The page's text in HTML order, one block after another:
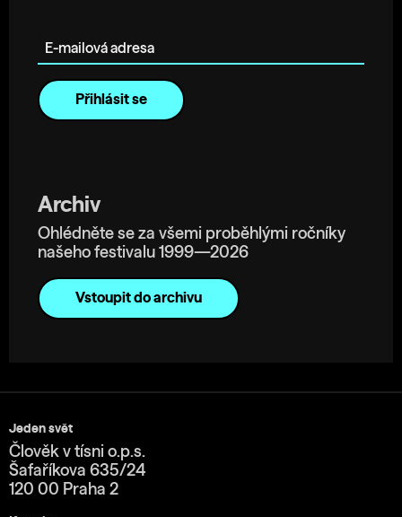
Archiv
Ohlédněte se za všemi proběhlými ročníky
našeho festivalu 1999—2026
Vstoupit do archivu
Jeden svět
Člověk v tísni o.p.s.
Šafaříkova 635/24
120 00 Praha 2